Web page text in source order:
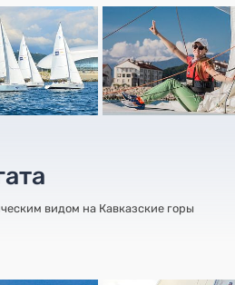
видом на Кавказские горы